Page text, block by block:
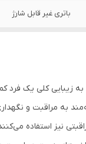
باتری غیر قابل شارژ
زیبایی کلی یک فرد
به مراقبت و
نیز استفاده